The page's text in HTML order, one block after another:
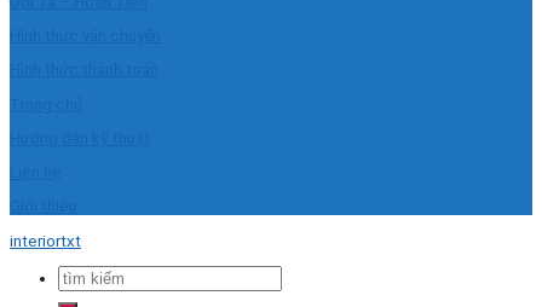
interiortxt
Tìm
kiếm: